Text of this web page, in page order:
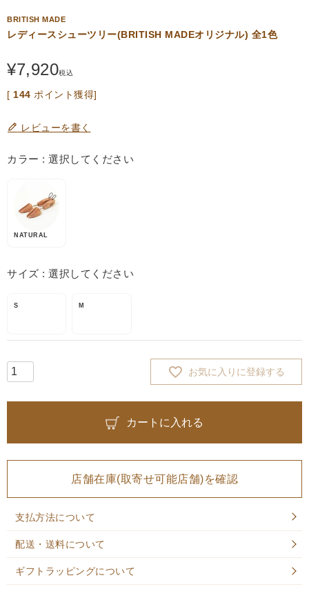
BRITISH MADE
レディースシューツリー(BRITISH MADEオリジナル) 全1色
¥7,920税込
[ 144 ポイント獲得]
レビューを書く
カラー 選択してください
NATURAL
サイズ 選択してください
S M
お気に入りに登録する
カートに入れる
店舗在庫(取寄せ可能店舗)を確認
支払方法について
配送・送料について
ギフトラッピングについて